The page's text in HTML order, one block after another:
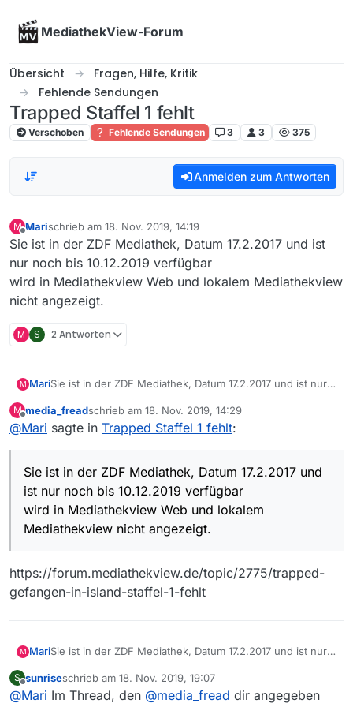
MediathekView-Forum
Übersicht
Fragen, Hilfe, Kritik
Fehlende Sendungen
Trapped Staffel 1 fehlt
Verschoben Fehlende Sendungen 3 3 375
Anmelden zum Antworten
M
Offline
Marischrieb am 18. Nov. 2019, 14:19
zuletzt editiert von
Sie ist in der ZDF Mediathek, Datum 17.2.2017 und ist
nur noch bis 10.12.2019 verfügbar
wird in Mediathekview Web und lokalem Mediathekview
nicht angezeigt.
M S 2 Antworten
M MariSie ist in der ZDF Mediathek, Datum 17.2.2017 und ist nur
wird in Mediathekview Web und lokalem Mediathekview
nicht angezeigt.
M
Offline
media_freadschrieb am 18. Nov. 2019, 14:29
zuletzt editiert von
@Mari sagte in Trapped Staffel 1 fehlt:
Sie ist in der ZDF Mediathek, Datum 17.2.2017 und
ist nur noch bis 10.12.2019 verfügbar
wird in Mediathekview Web und lokalem
Mediathekview nicht angezeigt.
https://forum.mediathekview.de/topic/2775/trapped-
gefangen-in-island-staffel-1-fehlt
M MariSie ist in der ZDF Mediathek, Datum 17.2.2017 und ist nur
wird in Mediathekview Web und lokalem Mediathekview
nicht angezeigt.
S
Offline
sunriseschrieb am 18. Nov. 2019, 19:07
zuletzt editiert von
@Mari Im Thread, den @media_fread dir angegeben